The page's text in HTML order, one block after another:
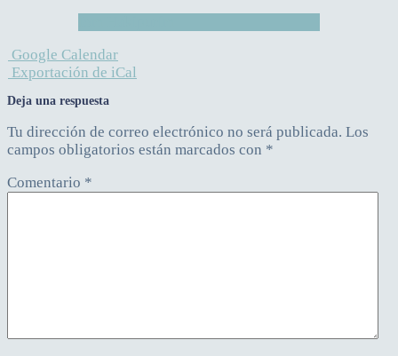
Google Calendar
Exportación de iCal
Deja una respuesta
Tu dirección de correo electrónico no será publicada. Los
campos obligatorios están marcados con *
Comentario *